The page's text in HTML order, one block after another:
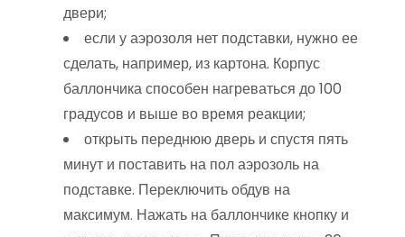
двери;
если у аэрозоля нет подставки, нужно ее
сделать, например, из картона. Корпус
баллончика способен нагреваться до 100
градусов и выше во время реакции;
открыть переднюю дверь и спустя пять
минут и поставить на пол аэрозоль на
подставке. Переключить обдув на
максимум. Нажать на баллончике кнопку и